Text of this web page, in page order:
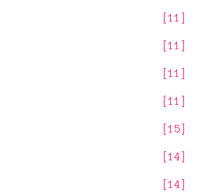
11
11
11
11
15
14
14